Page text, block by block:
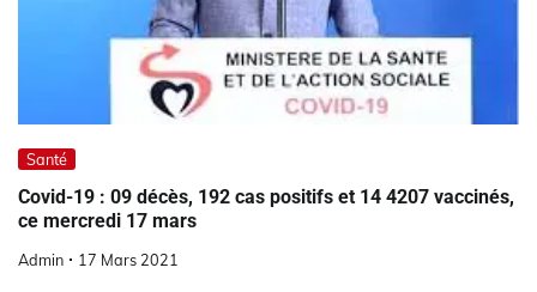
Santé
Covid-19 : 09 décès, 192 cas positifs et 14 4207 vaccinés,
ce mercredi 17 mars
Admin 17 Mars 2021